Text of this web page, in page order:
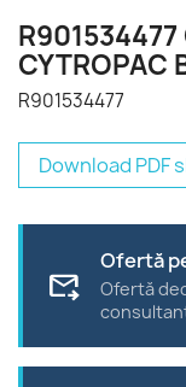
R901534477
CYTROPAC
R901534477
Download PDF
forward_to_inbox
Ofertă
Ofertă